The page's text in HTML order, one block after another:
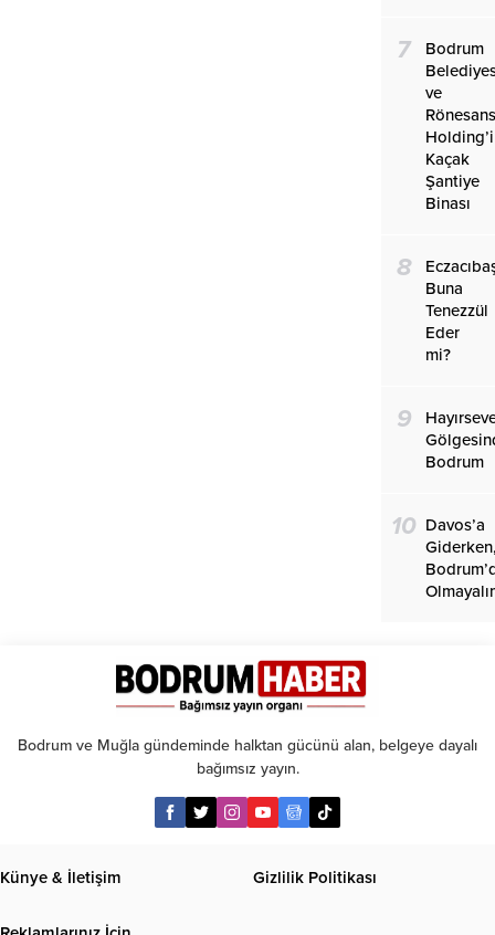
7
Bodrum
ve
Kaçak
Şantiye
Binası
8
Buna
Tenezzül
Eder
mi?
9
Bodrum
10 Davos’a
Bodrum ve Muğla gündeminde halktan gücünü alan, belgeye dayalı
bağımsız yayın.
Künye & İletişim Gizlilik Politikası